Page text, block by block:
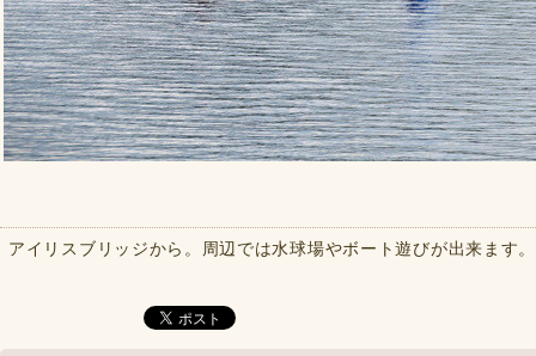
アイリスブリッジから。周辺では水球場やボート遊びが出来ます。